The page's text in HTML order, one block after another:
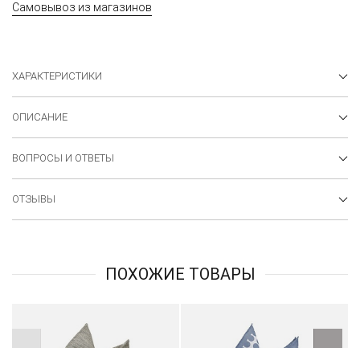
Самовывоз из магазинов
ХАРАКТЕРИСТИКИ
ОПИСАНИЕ
ВОПРОСЫ И ОТВЕТЫ
ОТЗЫВЫ
ПОХОЖИЕ ТОВАРЫ